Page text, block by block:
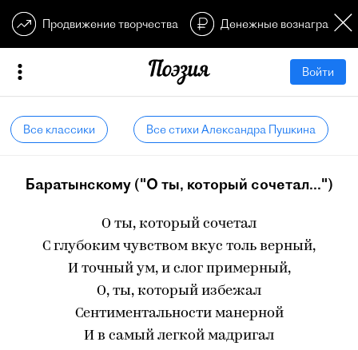
Продвижение творчества Денежные
Войти
Все классики Все стихи Александра Пушкина
Баратынскому ("О ты, который сочетал...")
О ты, который сочетал
С глубоким чувством вкус толь верный,
И точный ум, и слог примерный,
О, ты, который избежал
Сентиментальности манерной
И в самый легкой мадригал